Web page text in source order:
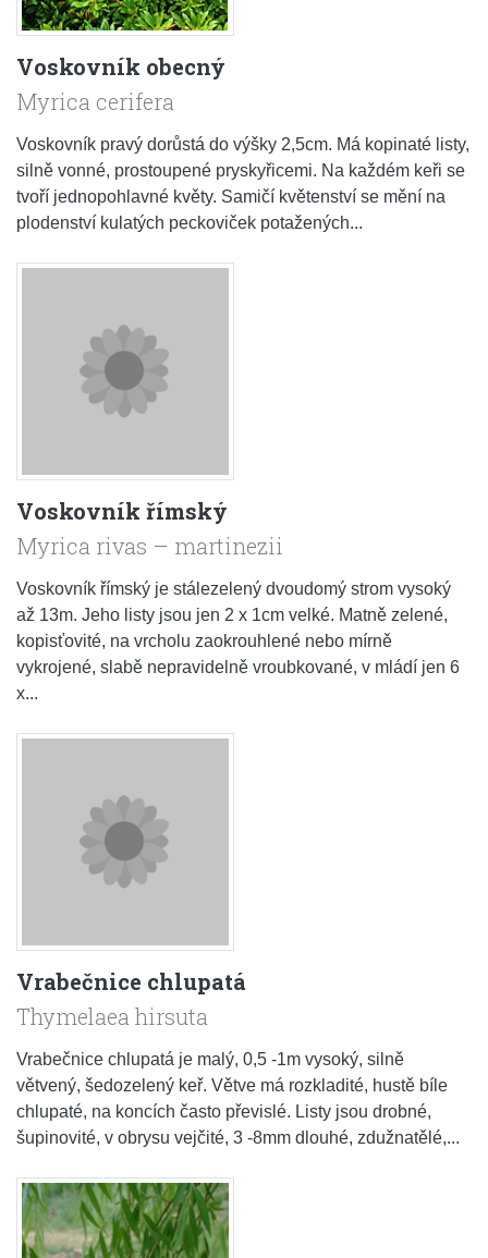
Voskovník obecný
Myrica cerifera
Voskovník pravý dorůstá do výšky 2,5cm. Má kopinaté listy,
silně vonné, prostoupené pryskyřicemi. Na každém keři se
tvoří jednopohlavné květy. Samičí květenství se mění na
plodenství kulatých peckoviček potažených...
Voskovník římský
Myrica rivas – martinezii
Voskovník římský je stálezelený dvoudomý strom vysoký
až 13m. Jeho listy jsou jen 2 x 1cm velké. Matně zelené,
kopisťovité, na vrcholu zaokrouhlené nebo mírně
vykrojené, slabě nepravidelně vroubkované, v mládí jen 6
x...
Vrabečnice chlupatá
Thymelaea hirsuta
Vrabečnice chlupatá je malý, 0,5 -1m vysoký, silně
větvený, šedozelený keř. Větve má rozkladité, hustě bíle
chlupaté, na koncích často převislé. Listy jsou drobné,
šupinovité, v obrysu vejčité, 3 -8mm dlouhé, zdužnatělé,...